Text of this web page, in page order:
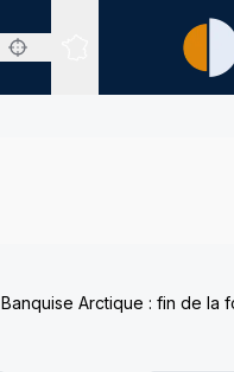
Sites expertisés
Banquise Arctique : fin de la